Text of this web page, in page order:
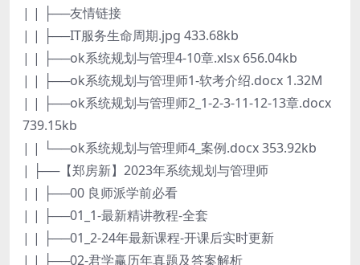
| | ├──友情链接
| | ├──IT服务生命周期.jpg 433.68kb
| | ├──ok系统规划与管理4-10章.xlsx 656.04kb
| | ├──ok系统规划与管理师1-软考介绍.docx 1.32M
| | ├──ok系统规划与管理师2_1-2-3-11-12-13章.docx
739.15kb
| | └──ok系统规划与管理师4_案例.docx 353.92kb
| ├──【郑房新】2023年系统规划与管理师
| | ├──00 良师派学前必看
| | ├──01_1-最新精讲教程-全套
| | ├──01_2-24年最新课程-开课后实时更新
| | ├──02-君学赢历年真题及答案解析